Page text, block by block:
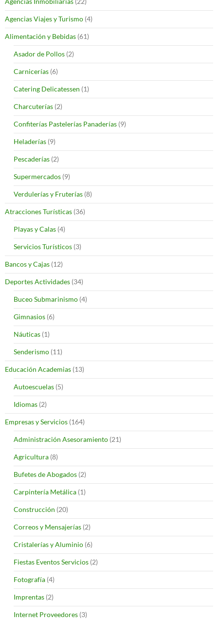
Agencias Viajes y Turismo (4)
Alimentación y Bebidas (61)
Asador de Pollos (2)
Carnicerías (6)
Catering Delicatessen (1)
Charcuterías (2)
Confiterías Pastelerías Panaderías (9)
Heladerías (9)
Pescaderías (2)
Supermercados (9)
Verdulerías y Fruterías (8)
Atracciones Turísticas (36)
Playas y Calas (4)
Servicios Turísticos (3)
Bancos y Cajas (12)
Deportes Actividades (34)
Buceo Submarinismo (4)
Gimnasios (6)
Náuticas (1)
Senderismo (11)
Educación Academias (13)
Autoescuelas (5)
Idiomas (2)
Empresas y Servicios (164)
Administración Asesoramiento (21)
Agricultura (8)
Bufetes de Abogados (2)
Carpintería Metálica (1)
Construcción (20)
Correos y Mensajerías (2)
Cristalerías y Aluminio (6)
Fiestas Eventos Servicios (2)
Fotografía (4)
Imprentas (2)
Internet Proveedores (3)